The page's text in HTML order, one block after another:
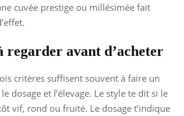
cuvée prestige ou millésimée fait
regarder avant d’acheter
critères suffisent souvent à faire un
dosage et l’élevage. Le style te dit si le
vif, rond ou fruité. Le dosage t’indique